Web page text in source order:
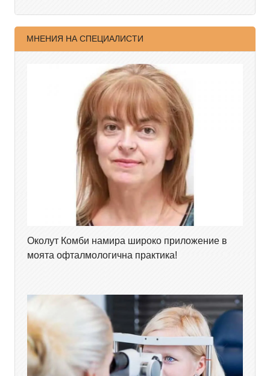
МНЕНИЯ НА СПЕЦИАЛИСТИ
Околут Комби намира широко приложение в
моята офталмологична практика!